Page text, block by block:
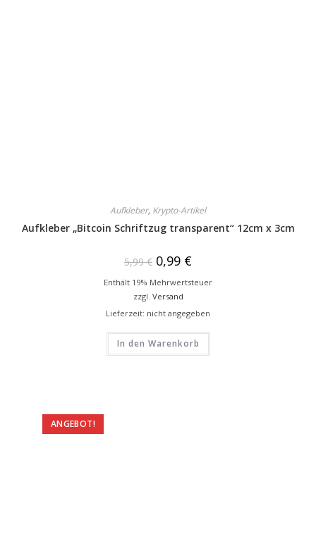
Aufkleber, Krypto-Artikel
Aufkleber „Bitcoin Schriftzug transparent“ 12cm x 3cm
5,99€ 0,99 €
Enthält 19% Mehrwertsteuer
zzgl. Versand
Lieferzeit: nicht angegeben
In den Warenkorb
ANGEBOT!